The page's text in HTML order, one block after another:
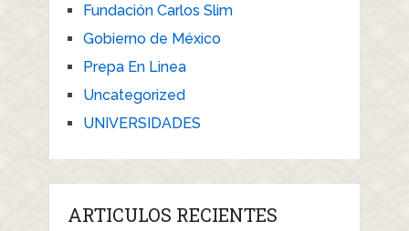
Fundación Carlos Slim
Gobierno de México
Prepa En Linea
Uncategorized
UNIVERSIDADES
ARTICULOS RECIENTES